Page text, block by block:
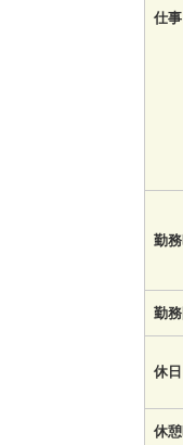
仕
勤
勤
休
休